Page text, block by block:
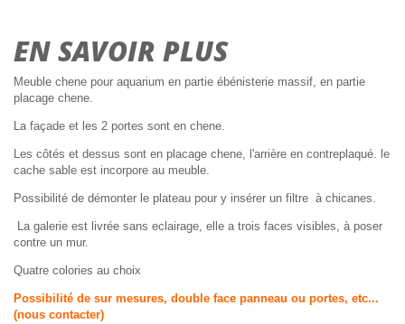
EN SAVOIR PLUS
Meuble chene pour aquarium en partie ébénisterie massif, en partie
placage chene.
La façade et les 2 portes sont en chene.
Les côtés et dessus sont en placage chene, l'arrière en contreplaqué. le
cache sable est incorpore au meuble.
Possibilité de démonter le plateau pour y insérer un filtre à chicanes.
La galerie est livrée sans eclairage, elle a trois faces visibles, à poser
contre un mur.
Quatre colories au choix
Possibilité de sur mesures, double face panneau ou portes, etc...
(nous contacter)